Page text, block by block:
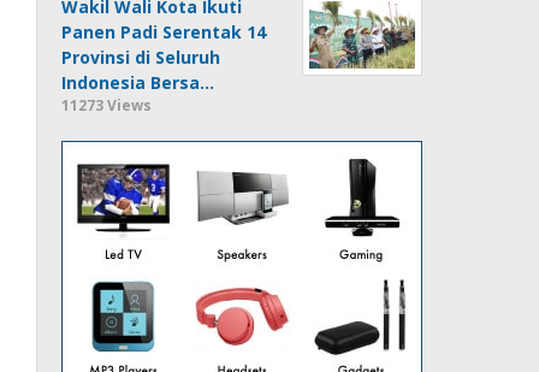
Wakil Wali Kota Ikuti
Panen Padi Serentak 14
Provinsi di Seluruh
Indonesia Bersa…
11273 Views